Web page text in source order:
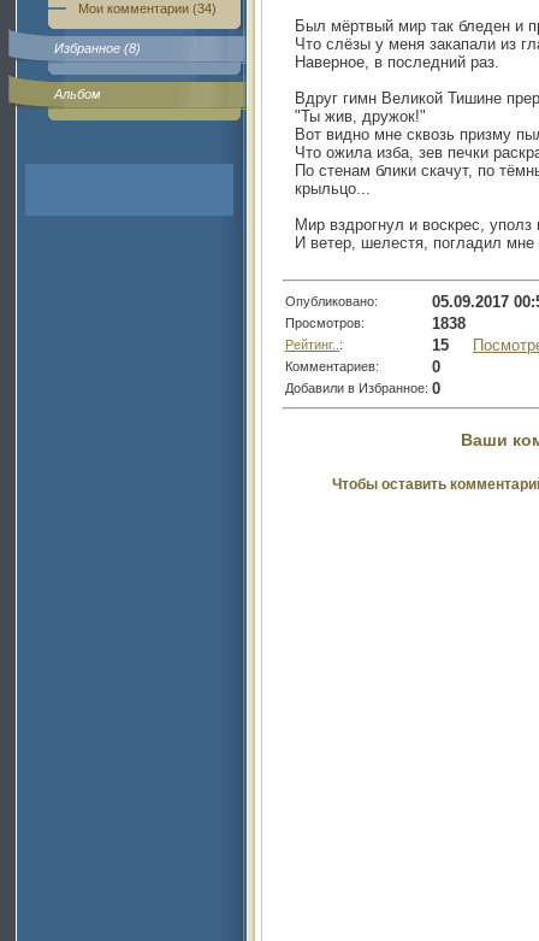
Мои комментарии (34)
Избранное (8)
Альбом
Был мёртвый мир так бледен и
Что слёзы у меня закапали из
Наверное, в последний раз.
Вдруг гимн Великой Тишине
"Ты жив, дружок!"
Вот видно мне сквозь призму
Что ожила изба, зев печки
По стенам блики скачут, по
крыльцо...
Мир вздрогнул и воскрес,
И ветер, шелестя, погладил мне
Опубликовано: 05.09.2017
Просмотров: 1838
Рейтинг.. : 15
Комментариев: 0
Добавили в Избранное: 0
Ваши
Чтобы оставить